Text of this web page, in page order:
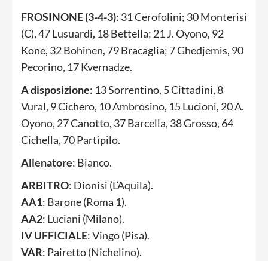
FROSINONE (3-4-3): 31 Cerofolini; 30 Monterisi
(C), 47 Lusuardi, 18 Bettella; 21 J. Oyono, 92
Kone, 32 Bohinen, 79 Bracaglia; 7 Ghedjemis, 90
Pecorino, 17 Kvernadze.
A disposizione: 13 Sorrentino, 5 Cittadini, 8
Vural, 9 Cichero, 10 Ambrosino, 15 Lucioni, 20 A.
Oyono, 27 Canotto, 37 Barcella, 38 Grosso, 64
Cichella, 70 Partipilo.
Allenatore: Bianco.
ARBITRO: Dionisi (L’Aquila).
AA1: Barone (Roma 1).
AA2: Luciani (Milano).
IV UFFICIALE: Vingo (Pisa).
VAR: Pairetto (Nichelino).